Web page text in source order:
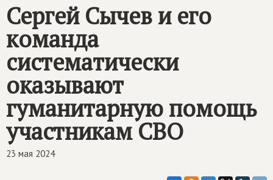
Сергей Сычев и его
команда
систематически
оказывают
гуманитарную помощь
участникам СВО
23 мая 2024